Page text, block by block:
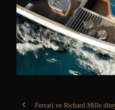
Ferrari ve Richard Mille